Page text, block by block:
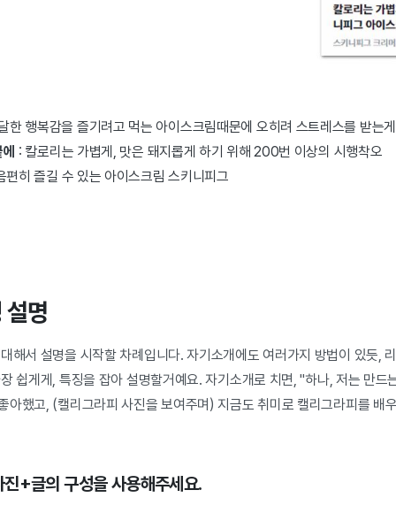
한 행복감을 즐기려고 먹는 아이스크림때문에 오히려 스트레스를 받는
: 칼로리는 가볍게, 맛은 돼지롭게 하기 위해 200번 이상의 시행착오
편히 즐길 수 있는 아이스크림 스키니피그
명
해서 설명을 시작할 차례입니다. 자기소개에도 여러가지 방법이 있듯,
쉽게게, 특징을 잡아 설명할거예요. 자기소개로 치면, "하나, 저는 만드
아했고, (캘리그라피 사진을 보여주며) 지금도 취미로 캘리그라피를 배
+글의 구성을 사용해주세요.